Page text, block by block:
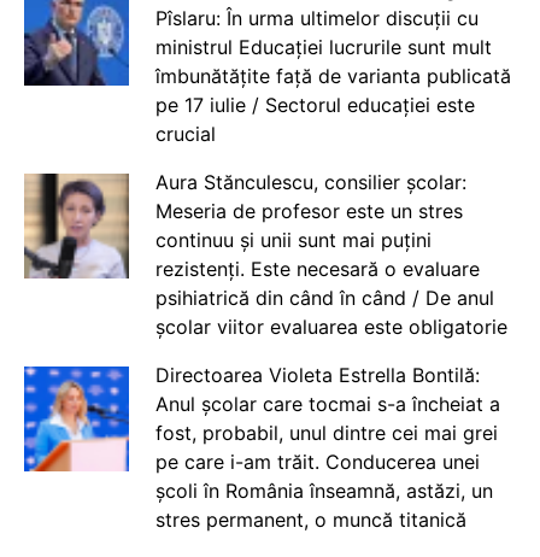
Pîslaru: În urma ultimelor discuții cu
ministrul Educației lucrurile sunt mult
îmbunătățite față de varianta publicată
pe 17 iulie / Sectorul educației este
crucial
Aura Stănculescu, consilier școlar:
Meseria de profesor este un stres
continuu și unii sunt mai puțini
rezistenți. Este necesară o evaluare
psihiatrică din când în când / De anul
școlar viitor evaluarea este obligatorie
Directoarea Violeta Estrella Bontilă:
Anul școlar care tocmai s-a încheiat a
fost, probabil, unul dintre cei mai grei
pe care i-am trăit. Conducerea unei
școli în România înseamnă, astăzi, un
stres permanent, o muncă titanică